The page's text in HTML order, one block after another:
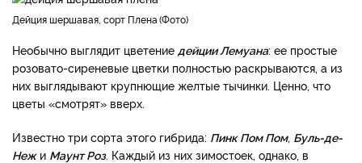
Дейция шершавая, сорт Плена Фото
Необычно выглядит цветение дейции Лемуана: ее простые
розовато-сиреневые цветки полностью раскрываются, а из
них выглядывают крупнющие желтые тычинки. Ценно, что
цветы «смотрят» вверх.
Известно три сорта этого гибрида: Пинк Пом Пом, Буль-де-
Нежи Маунт Роз. Каждый из них зимостоек, однако, в